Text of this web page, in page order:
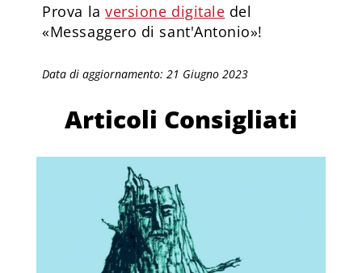
Prova laversione digitale del
«Messaggero di sant'Antonio»!
Data di aggiornamento: 21 Giugno 2023
Articoli Consigliati